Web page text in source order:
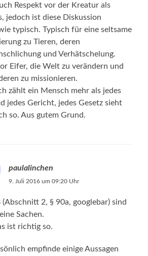
Respekt vor der Kreatur als
jedoch ist diese Diskussion
typisch. Typisch für eine seltsame
zu Tieren, deren
und Verhätschelung.
Eifer, die Welt zu verändern und
zu missionieren.
zählt ein Mensch mehr als jedes
jedes Gericht, jedes Gesetz sieht
so. Aus gutem Grund.
paulalinchen
9. Juli 2016 um 09:20 Uhr
(Abschnitt 2, § 90a, googlebar) sind
Sachen.
ist richtig so.
empfinde einige Aussagen